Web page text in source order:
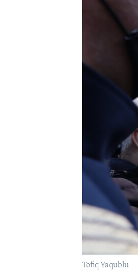
Tofiq Yaqublu